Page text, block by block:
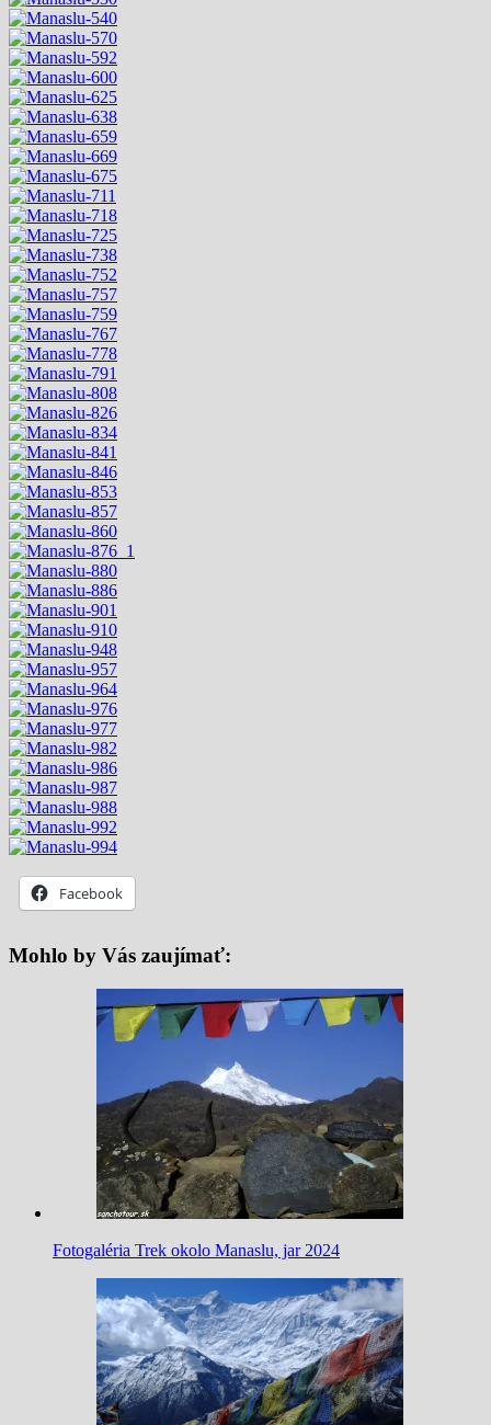
Facebook
Mohlo by Vás zaujímať:
Fotogaléria Trek okolo Manaslu, jar 2024